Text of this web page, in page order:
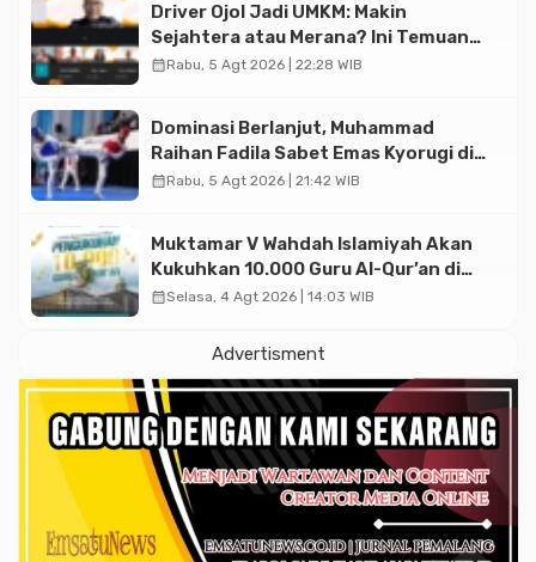
Driver Ojol Jadi UMKM: Makin
Sejahtera atau Merana? Ini Temuan
Diskusi Paramadina
calendar_monthRabu, 5 Agt 2026 | 22:28 WIB
Dominasi Berlanjut, Muhammad
Raihan Fadila Sabet Emas Kyorugi di
Asian Taekwondo Indonesia Open
calendar_monthRabu, 5 Agt 2026 | 21:42 WIB
Muktamar V Wahdah Islamiyah Akan
Kukuhkan 10.000 Guru Al-Qur’an di
Masjid Istiqlal
calendar_monthSelasa, 4 Agt 2026 | 14:03 WIB
Advertisment